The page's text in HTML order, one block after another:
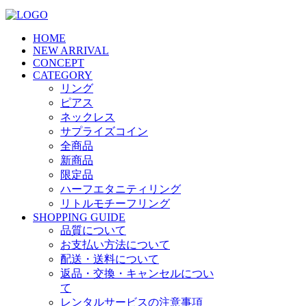
HOME
NEW ARRIVAL
CONCEPT
CATEGORY
リング
ピアス
ネックレス
サプライズコイン
全商品
新商品
限定品
ハーフエタニティリング
リトルモチーフリング
SHOPPING GUIDE
品質について
お支払い方法について
配送・送料について
返品・交換・キャンセルについ
て
レンタルサービスの注意事項